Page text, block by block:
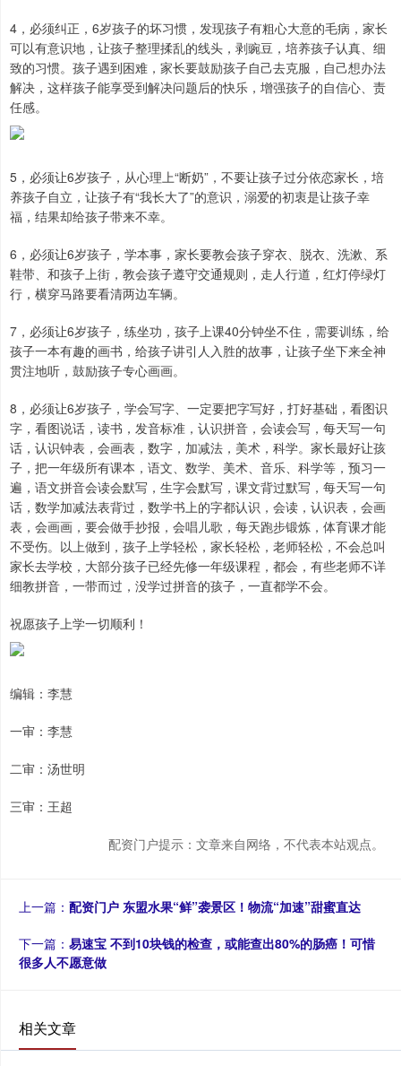
4，必须纠正，6岁孩子的坏习惯，发现孩子有粗心大意的毛病，家长
可以有意识地，让孩子整理揉乱的线头，剥豌豆，培养孩子认真、细
致的习惯。孩子遇到困难，家长要鼓励孩子自己去克服，自己想办法
解决，这样孩子能享受到解决问题后的快乐，增强孩子的自信心、责
任感。
5，必须让6岁孩子，从心理上“断奶”，不要让孩子过分依恋家长，培
养孩子自立，让孩子有“我长大了”的意识，溺爱的初衷是让孩子幸
福，结果却给孩子带来不幸。
6，必须让6岁孩子，学本事，家长要教会孩子穿衣、脱衣、洗漱、系
鞋带、和孩子上街，教会孩子遵守交通规则，走人行道，红灯停绿灯
行，横穿马路要看清两边车辆。
7，必须让6岁孩子，练坐功，孩子上课40分钟坐不住，需要训练，给
孩子一本有趣的画书，给孩子讲引人入胜的故事，让孩子坐下来全神
贯注地听，鼓励孩子专心画画。
8，必须让6岁孩子，学会写字、一定要把字写好，打好基础，看图识
字，看图说话，读书，发音标准，认识拼音，会读会写，每天写一句
话，认识钟表，会画表，数字，加减法，美术，科学。家长最好让孩
子，把一年级所有课本，语文、数学、美术、音乐、科学等，预习一
遍，语文拼音会读会默写，生字会默写，课文背过默写，每天写一句
话，数学加减法表背过，数学书上的字都认识，会读，认识表，会画
表，会画画，要会做手抄报，会唱儿歌，每天跑步锻炼，体育课才能
不受伤。以上做到，孩子上学轻松，家长轻松，老师轻松，不会总叫
家长去学校，大部分孩子已经先修一年级课程，都会，有些老师不详
细教拼音，一带而过，没学过拼音的孩子，一直都学不会。
祝愿孩子上学一切顺利！
编辑：李慧
一审：李慧
二审：汤世明
三审：王超
配资门户提示：文章来自网络，不代表本站观点。
上一篇： 配资门户 东盟水果“鲜”袭景区！物流“加速”甜蜜直达
下一篇： 易速宝 不到10块钱的检查，或能查出80%的肠癌！可惜
很多人不愿意做
相关文章